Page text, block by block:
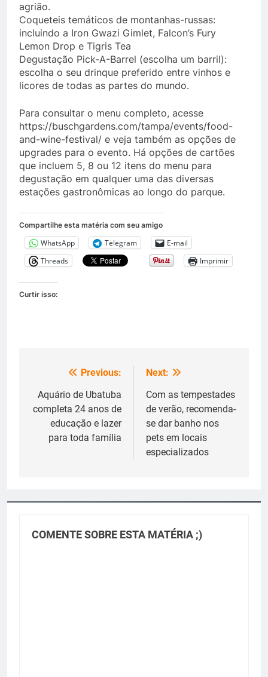
agrião.
Coqueteis temáticos de montanhas-russas:
incluindo a Iron Gwazi Gimlet, Falcon’s Fury
Lemon Drop e Tigris Tea
Degustação Pick-A-Barrel (escolha um barril):
escolha o seu drinque preferido entre vinhos e
licores de todas as partes do mundo.
Para consultar o menu completo, acesse
https://buschgardens.com/tampa/events/food-
and-wine-festival/ e veja também as opções de
upgrades para o evento. Há opções de cartões
que incluem 5, 8 ou 12 itens do menu para
degustação em qualquer uma das diversas
estações gastronômicas ao longo do parque.
Compartilhe esta matéria com seu amigo
WhatsApp Telegram
E-mail
Threads
Imprimir
Curtir isso:
Navegação
de
Post
Previous:
Aquário de Ubatuba
completa 24 anos de
educação e lazer
para toda família
Next:
Com as tempestades
de verão, recomenda-
se dar banho nos
pets em locais
especializados
COMENTE SOBRE ESTA MATÉRIA ;)